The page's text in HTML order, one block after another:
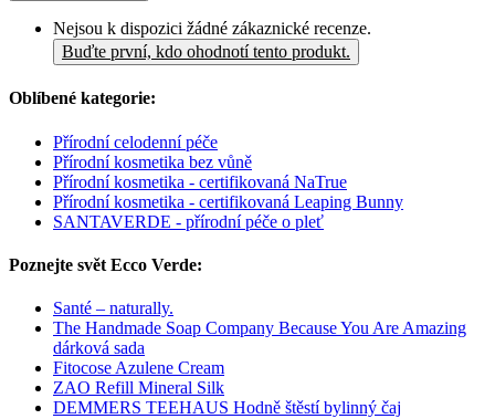
Nejsou k dispozici žádné zákaznické recenze.
Buďte první, kdo ohodnotí tento produkt.
Oblíbené kategorie:
Přírodní celodenní péče
Přírodní kosmetika bez vůně
Přírodní kosmetika - certifikovaná NaTrue
Přírodní kosmetika - certifikovaná Leaping Bunny
SANTAVERDE - přírodní péče o pleť
Poznejte svět Ecco Verde:
Santé – naturally.
The Handmade Soap Company Because You Are Amazing
dárková sada
Fitocose Azulene Cream
ZAO Refill Mineral Silk
DEMMERS TEEHAUS Hodně štěstí bylinný čaj